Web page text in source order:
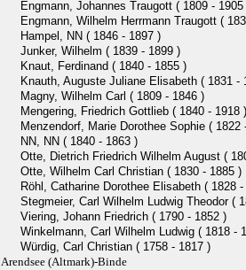
Engmann, Johannes Traugott ( 1809 - 1905
Engmann, Wilhelm Herrmann Traugott (
Hampel, NN ( 1846 - 1897 )
Junker, Wilhelm ( 1839 - 1899 )
Knaut, Ferdinand ( 1840 - 1855 )
Knauth, Auguste Juliane Elisabeth ( 1831 -
Magny, Wilhelm Carl ( 1809 - 1846 )
Mengering, Friedrich Gottlieb ( 1840 - 1918 )
Menzendorf, Marie Dorothee Sophie ( 1822
NN, NN ( 1840 - 1863 )
Otte, Dietrich Friedrich Wilhelm August (
Otte, Wilhelm Carl Christian ( 1830 - 1885 )
Röhl, Catharine Dorothee Elisabeth ( 1828
Stegmeier, Carl Wilhelm Ludwig Theodor (
Viering, Johann Friedrich ( 1790 - 1852 )
Winkelmann, Carl Wilhelm Ludwig ( 1818 -
Würdig, Carl Christian ( 1758 - 1817 )
Arendsee (Altmark)-Binde